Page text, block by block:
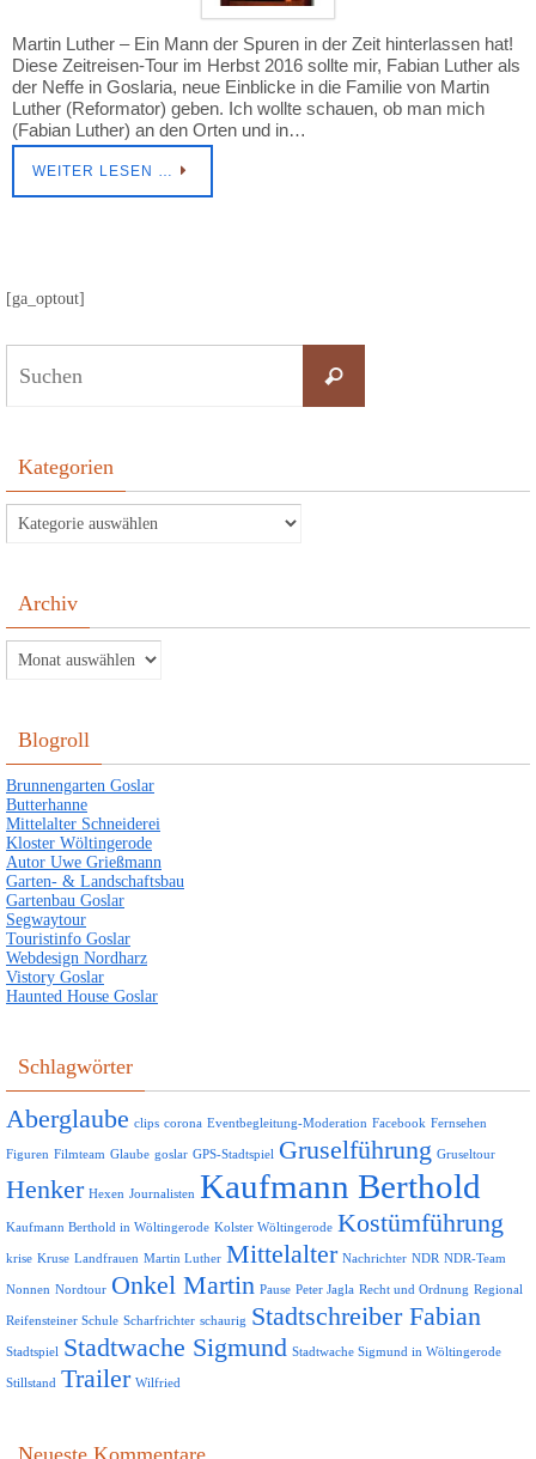
Martin Luther – Ein Mann der Spuren in der Zeit hinterlassen hat!
Diese Zeitreisen-Tour im Herbst 2016 sollte mir, Fabian Luther als
der Neffe in Goslaria, neue Einblicke in die Familie von Martin
Luther (Reformator) geben. Ich wollte schauen, ob man mich
(Fabian Luther) an den Orten und in…
WEITER LESEN …
[ga_optout]
Suchen
Kategorien
Archiv
Blogroll
Brunnengarten Goslar
Butterhanne
Mittelalter Schneiderei
Kloster Wöltingerode
Autor Uwe Grießmann
Garten- & Landschaftsbau
Gartenbau Goslar
Segwaytour
Touristinfo Goslar
Webdesign Nordharz
Vistory Goslar
Haunted House Goslar
Schlagwörter
Aberglaube clips corona Eventbegleitung-Moderation Facebook Fernsehen
Figuren Filmteam Glaube goslar GPS-Stadtspiel Gruselführung Gruseltour
Henker Hexen Journalisten Kaufmann Berthold
Kaufmann Berthold in Wöltingerode Kolster Wöltingerode Kostümführung
krise Kruse Landfrauen Martin Luther Mittelalter Nachrichter NDR NDR-Team
Nonnen Nordtour Onkel Martin Pause Peter Jagla Recht und Ordnung Regional
Reifensteiner Schule Scharfrichter schaurig Stadtschreiber Fabian
Stadtspiel Stadtwache Sigmund Stadtwache Sigmund in Wöltingerode
Stillstand Trailer Wilfried